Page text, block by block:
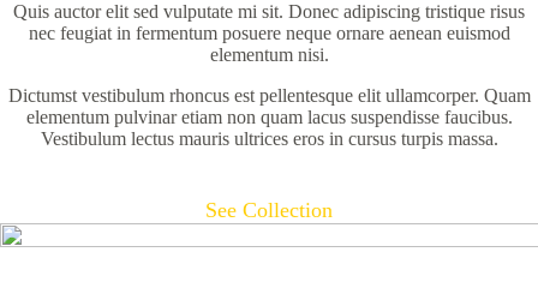
Quis auctor elit sed vulputate mi sit. Donec adipiscing tristique risus
nec feugiat in fermentum posuere neque ornare aenean euismod
elementum nisi.
Dictumst vestibulum rhoncus est pellentesque elit ullamcorper. Quam
elementum pulvinar etiam non quam lacus suspendisse faucibus.
Vestibulum lectus mauris ultrices eros in cursus turpis massa.
See Collection